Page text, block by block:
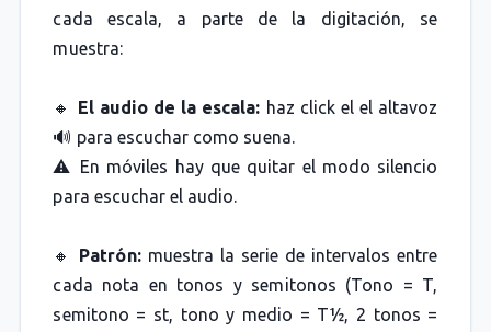
cada escala, a parte de la digitación, se
muestra:
🔸 El audio de la escala: haz click el el altavoz
🔊 para escuchar como suena.
⚠️ En móviles hay que quitar el modo silencio
para escuchar el audio.
🔸 Patrón:muestra la serie de intervalos entre
cada nota en tonos y semitonos (Tono = T,
semitono = st, tono y medio = T½, 2 tonos =